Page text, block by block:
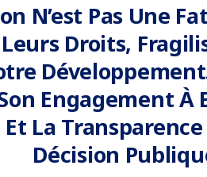
N’est Pas Une
Droits,
Engagement À
La
Décision